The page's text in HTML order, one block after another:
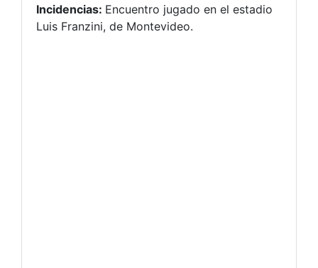
Incidencias: Encuentro jugado en el estadio
Luis Franzini, de Montevideo.